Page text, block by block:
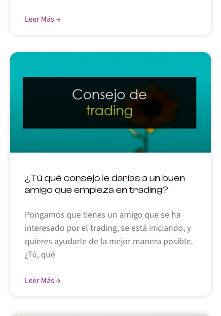
Leer Más →
¿Tú qué consejo le darías a un buen
amigo que empieza en trading?
Pongamos que tienes un amigo que se ha
interesado por el trading, se está iniciando, y
quieres ayudarle de la mejor manera posible.
¿Tú, qué
Leer Más →